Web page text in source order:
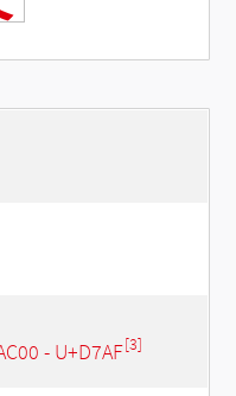
- U+D7AF[3]